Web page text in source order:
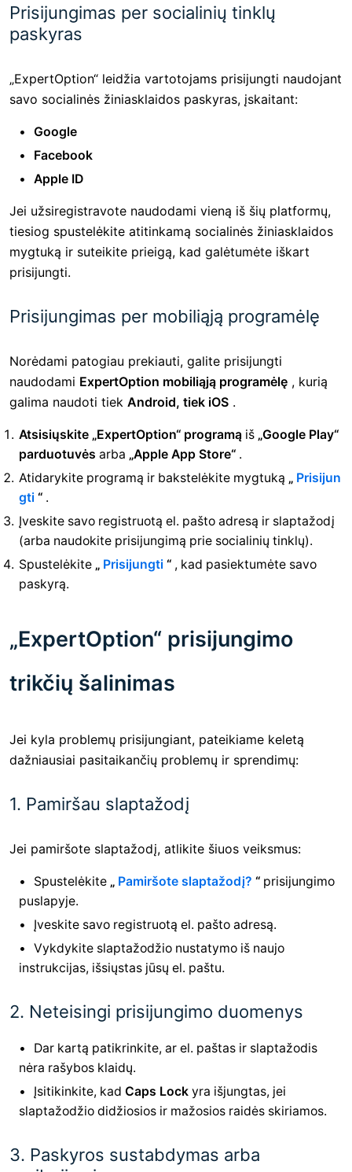
Prisijungimas per socialinių tinklų
paskyras
„ExpertOption“ leidžia vartotojams prisijungti naudojant
savo socialinės žiniasklaidos paskyras, įskaitant:
Google
Facebook
Apple ID
Jei užsiregistravote naudodami vieną iš šių platformų,
tiesiog spustelėkite atitinkamą socialinės žiniasklaidos
mygtuką ir suteikite prieigą, kad galėtumėte iškart
prisijungti.
Prisijungimas per mobiliąją programėlę
Norėdami patogiau prekiauti, galite prisijungti
naudodami ExpertOption mobiliąją programėlę , kurią
galima naudoti tiek Android, tiek iOS .
Atsisiųskite „ExpertOption“ programą iš „Google Play“
parduotuvės arba „Apple App Store“ .
Atidarykite programą ir bakstelėkite mygtuką „ Prisijun
gti “ .
Įveskite savo registruotą el. pašto adresą ir slaptažodį
(arba naudokite prisijungimą prie socialinių tinklų).
Spustelėkite „ Prisijungti “ , kad pasiektumėte savo
paskyrą.
„ExpertOption“ prisijungimo
trikčių šalinimas
Jei kyla problemų prisijungiant, pateikiame keletą
dažniausiai pasitaikančių problemų ir sprendimų:
1. Pamiršau slaptažodį
Jei pamiršote slaptažodį, atlikite šiuos veiksmus:
Spustelėkite „ Pamiršote slaptažodį? “ prisijungimo
puslapyje.
Įveskite savo registruotą el. pašto adresą.
Vykdykite slaptažodžio nustatymo iš naujo
instrukcijas, išsiųstas jūsų el. paštu.
2. Neteisingi prisijungimo duomenys
Dar kartą patikrinkite, ar el. paštas ir slaptažodis
nėra rašybos klaidų.
Įsitikinkite, kad Caps Lock yra išjungtas, jei
slaptažodžio didžiosios ir mažosios raidės skiriamos.
3. Paskyros sustabdymas arba